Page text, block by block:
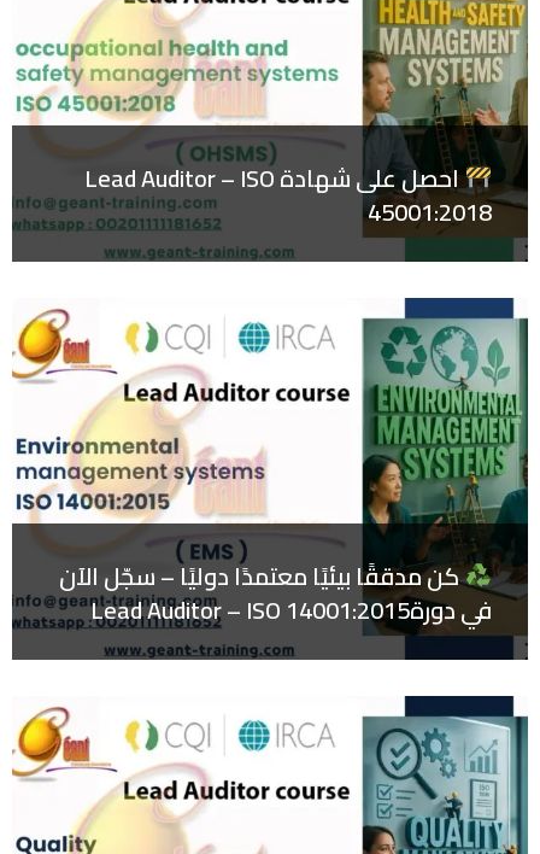
احصل على شهادة Lead Auditor – ISO
45001:2018
كن مدققًا بيئيًا معتمدًا دوليًا – سجّل الآن
في دورةLead Auditor – ISO 14001:2015